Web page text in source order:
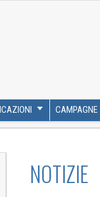
CAMPAGNE
NOTIZIE